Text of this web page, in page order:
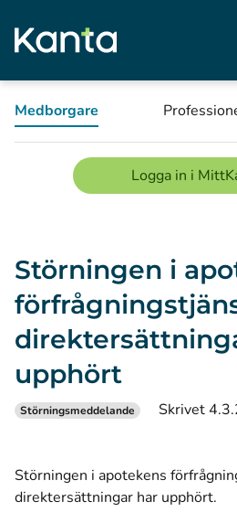
Medborgare
Logga in i
Störningen i
upphört
Störningsmeddelande Skrivet
Störningen i apotekens
direktersättningar har upphört.